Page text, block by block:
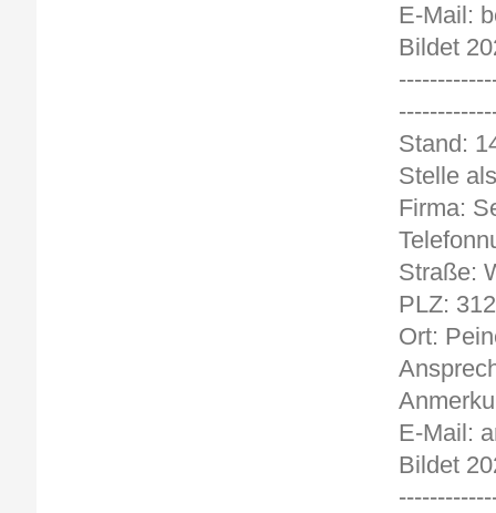
E-Mail:
Bildet
Stelle
Firma:
Straße:
PLZ:
Ort:
E-Mail:
Bildet